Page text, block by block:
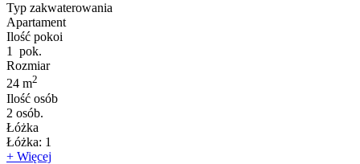
Typ zakwaterowania
Apartament
Ilość pokoi
1
pok.
Rozmiar
24 m2
Ilość osób
2 osób.
Łóżka
Łóżka: 1
+ Więcej